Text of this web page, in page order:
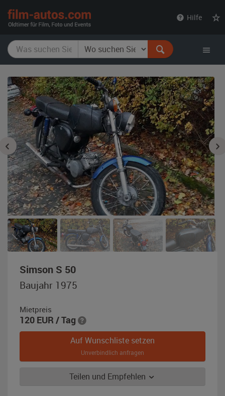
Hilfe
Simson S 50,
Baujahr
1975,
Baujahr 1975
Mietpreis
120 EUR / Tag
Auf Wunschliste setzen
Unverbindlich anfragen
Teilen und Empfehlen